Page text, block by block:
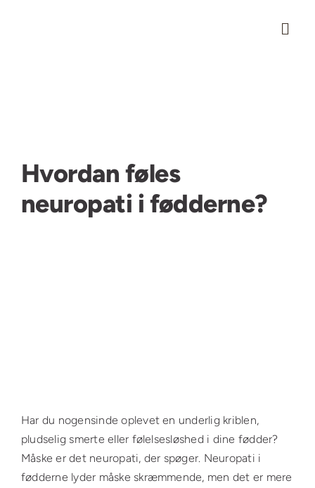
Hvordan føles
neuropati i fødderne?
Har du nogensinde oplevet en underlig kriblen,
pludselig smerte eller følelsesløshed i dine fødder?
Måske er det neuropati, der spøger. Neuropati i
fødderne lyder måske skræmmende, men det er mere